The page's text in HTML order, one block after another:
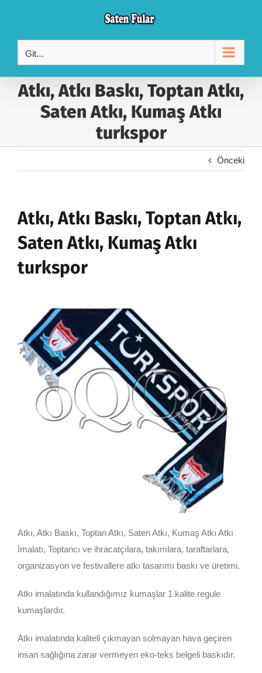
content
Git...
Atkı, Atkı Baskı, Toptan Atkı,
Saten Atkı, Kumaş Atkı
turkspor
Önceki
Atkı, Atkı Baskı, Toptan Atkı,
Saten Atkı, Kumaş Atkı
turkspor
Atkı, Atkı Baskı, Toptan Atkı, Saten Atkı, Kumaş Atkı Atkı
İmalatı, Toptancı ve ihracatçılara, takımlara, taraftarlara,
organizasyon ve festivallere atkı tasarımı baskı ve üretimi.
Atkı imalatında kullandığımız kumaşlar 1.kalite regule
kumaşlardır.
Atkı imalatında kaliteli çıkmayan solmayan hava geçiren
insan sağlığına zarar vermeyen eko-teks belgeli baskıdır.